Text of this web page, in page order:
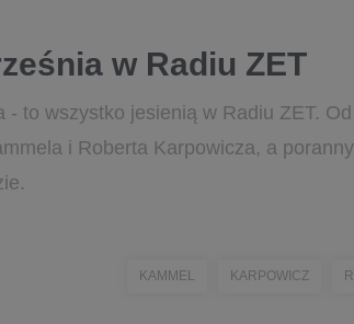
w Radiu ZET
- to wszystko jesienią w Radiu ZET.
i Roberta Karpowicza, a
KAMMEL KARPOWICZ